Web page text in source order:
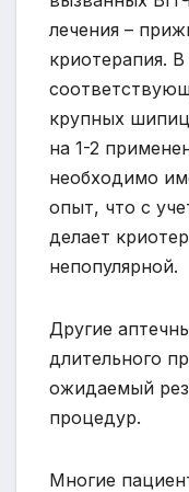
лечения –
криотерапия.
крупных
на 1-2
необходимо
опыт, что с
делает
непопулярной.
Другие
длительного
ожидаемый
процедур.
Многие